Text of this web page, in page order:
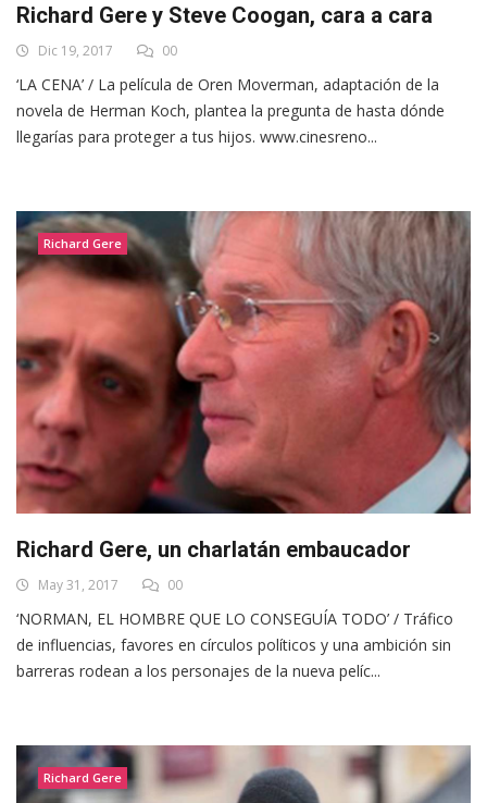
Richard Gere y Steve Coogan, cara a cara
Dic 19, 2017 00
‘LA CENA’ / La película de Oren Moverman, adaptación de la
novela de Herman Koch, plantea la pregunta de hasta dónde
llegarías para proteger a tus hijos. www.cinesreno...
Richard Gere
Richard Gere, un charlatán embaucador
May 31, 2017 00
‘NORMAN, EL HOMBRE QUE LO CONSEGUÍA TODO’ / Tráfico
de influencias, favores en círculos políticos y una ambición sin
barreras rodean a los personajes de la nueva pelíc...
Richard Gere